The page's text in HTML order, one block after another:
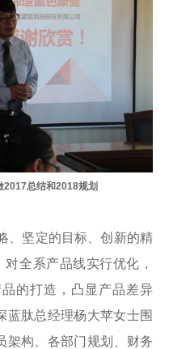
总结和2018规划
、坚定的目标、创新的精
全系产品线实行优化，
的打造，凸显产品差异
蓝肽总经理杨大苹女士围
架构、各部门规划、财务